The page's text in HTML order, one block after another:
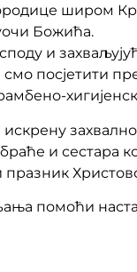
широм
Божића.
и
посјетити
и сестара
помоћи